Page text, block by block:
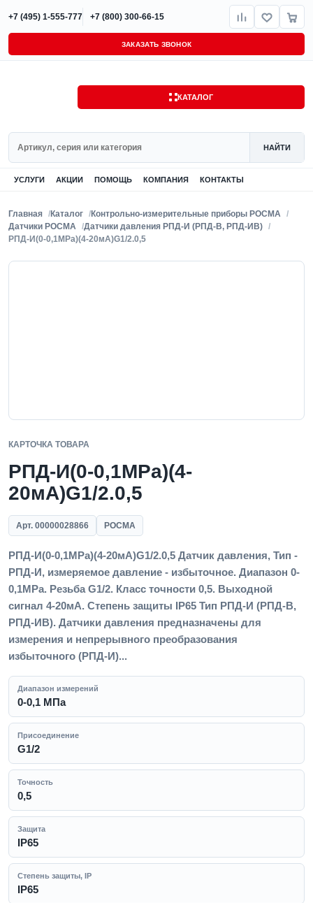
+7 (495) 1-555-777 +7 (800) 300-66-15
ЗАКАЗАТЬ ЗВОНОК
КАТАЛОГ
НАЙТИ
УСЛУГИ АКЦИИ ПОМОЩЬ КОМПАНИЯ КОНТАКТЫ
Главная Каталог
Контрольно-измерительные приборы РОСМА
Датчики РОСМА
Датчики давления РПД-И (РПД-В, РПД-ИВ)
РПД-И(0-0,1MPa)(4-20мА)G1/2.0,5
КАРТОЧКА ТОВАРА
РПД-И(0-0,1MPa)(4-
20мА)G1/2.0,5
Арт. 00000028866 РОСМА
РПД-И(0-0,1MPa)(4-20мА)G1/2.0,5 Датчик давления, Тип -
РПД-И, измеряемое давление - избыточное. Диапазон 0-
0,1MPa. Резьба G1/2. Класс точности 0,5. Выходной
сигнал 4-20мА. Степень защиты IP65 Тип РПД-И (РПД-В,
РПД-ИВ). Датчики давления предназначены для
измерения и непрерывного преобразования
избыточного (РПД-И)...
Диапазон измерений
0-0,1 МПа
Присоединение
G1/2
Точность
0,5
Защита
IP65
Степень защиты, IP
IP65